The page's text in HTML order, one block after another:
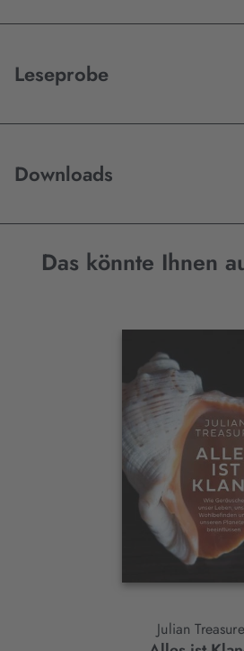
Leseprobe
Downloads
Das könnte Ihnen
Interaktives
Julian Treasure